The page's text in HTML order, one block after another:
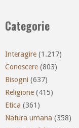
Categorie
Interagire (1.217)
Conoscere (803)
Bisogni (637)
Religione (415)
Etica (361)
Natura umana (358)